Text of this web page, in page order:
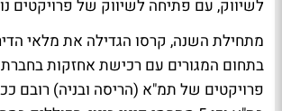
לשיווק, עם פתיחה לשיווק של פרויקטים
מתחילת השנה, קרסו הגדילה את מלאי